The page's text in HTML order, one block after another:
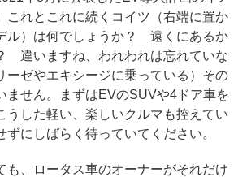
これとこれに続くコイツ（右端に置か
ル）は何でしょうか？ 遠くにあるか
違いますね、われわれは忘れていな
ーゼやエキシージに乗っている）その
ません。まずはEVのSUVや4ドア車を
うした軽い、楽しいクルマも控えてい
ずにしばらく待っていてください。
、ロータス車のオーナーがそれだけ